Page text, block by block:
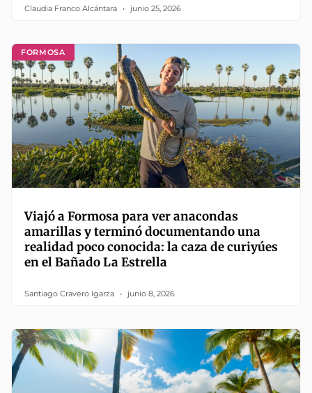
Claudia Franco Alcántara junio 25, 2026
FORMOSA
Viajó a Formosa para ver anacondas
amarillas y terminó documentando una
realidad poco conocida: la caza de curiyúes
en el Bañado La Estrella
Santiago Cravero Igarza junio 8, 2026